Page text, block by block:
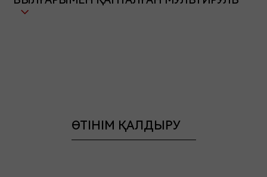
ИЕСІ БОЛЫҢЫЗ TIGGO 7
ӨТІНІМ ҚАЛДЫРУ